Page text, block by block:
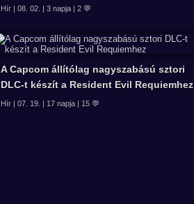
Hír | 08. 02. | 3 napja | 2 💬
A Capcom állítólag nagyszabású sztori
DLC-t készít a Resident Evil Requiemhez
Hír | 07. 19. | 17 napja | 15 💬